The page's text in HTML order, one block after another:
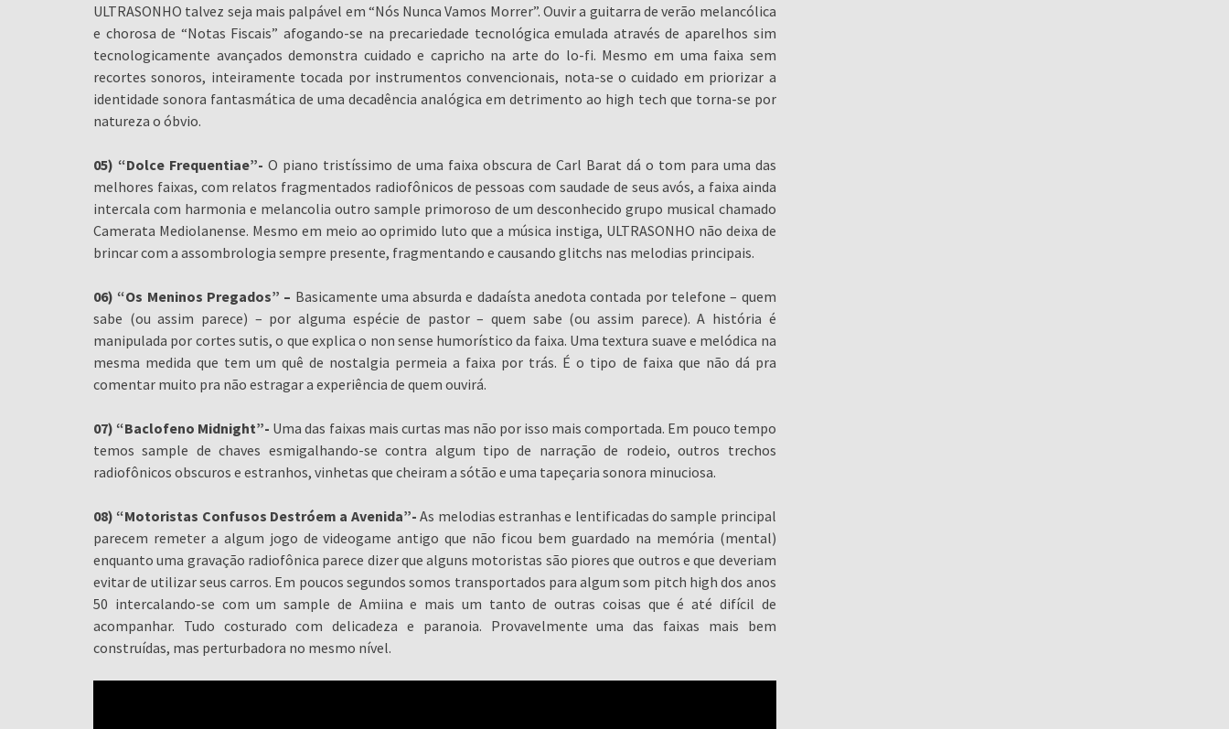
ULTRASONHO talvez seja mais palpável em “Nós Nunca Vamos Morrer”. Ouvir a guitarra de verão melancólica
e chorosa de “Notas Fiscais” afogando-se na precariedade tecnológica emulada através de aparelhos sim
tecnologicamente avançados demonstra cuidado e capricho na arte do lo-fi. Mesmo em uma faixa sem
recortes sonoros, inteiramente tocada por instrumentos convencionais, nota-se o cuidado em priorizar a
identidade sonora fantasmática de uma decadência analógica em detrimento ao high tech que torna-se por
natureza o óbvio.
05) “Dolce Frequentiae”- O piano tristíssimo de uma faixa obscura de Carl Barat dá o tom para uma das
melhores faixas, com relatos fragmentados radiofônicos de pessoas com saudade de seus avós, a faixa ainda
intercala com harmonia e melancolia outro sample primoroso de um desconhecido grupo musical chamado
Camerata Mediolanense. Mesmo em meio ao oprimido luto que a música instiga, ULTRASONHO não deixa de
brincar com a assombrologia sempre presente, fragmentando e causando glitchs nas melodias principais.
06) “Os Meninos Pregados” – Basicamente uma absurda e dadaísta anedota contada por telefone – quem
sabe (ou assim parece) – por alguma espécie de pastor – quem sabe (ou assim parece). A história é
manipulada por cortes sutis, o que explica o non sense humorístico da faixa. Uma textura suave e melódica na
mesma medida que tem um quê de nostalgia permeia a faixa por trás. É o tipo de faixa que não dá pra
comentar muito pra não estragar a experiência de quem ouvirá.
07) “Baclofeno Midnight”- Uma das faixas mais curtas mas não por isso mais comportada. Em pouco tempo
temos sample de chaves esmigalhando-se contra algum tipo de narração de rodeio, outros trechos
radiofônicos obscuros e estranhos, vinhetas que cheiram a sótão e uma tapeçaria sonora minuciosa.
08) “Motoristas Confusos Destróem a Avenida”- As melodias estranhas e lentificadas do sample principal
parecem remeter a algum jogo de videogame antigo que não ficou bem guardado na memória (mental)
enquanto uma gravação radiofônica parece dizer que alguns motoristas são piores que outros e que deveriam
evitar de utilizar seus carros. Em poucos segundos somos transportados para algum som pitch high dos anos
50 intercalando-se com um sample de Amiina e mais um tanto de outras coisas que é até difícil de
acompanhar. Tudo costurado com delicadeza e paranoia. Provavelmente uma das faixas mais bem
construídas, mas perturbadora no mesmo nível.